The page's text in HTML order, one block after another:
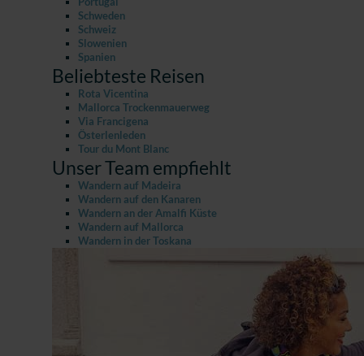
Schweden
Schweiz
Slowenien
Spanien
Beliebteste Reisen
Rota Vicentina
Mallorca Trockenmauerweg
Via Francigena
Österlenleden
Tour du Mont Blanc
Unser Team empfiehlt
Wandern auf Madeira
Wandern auf den Kanaren
Wandern an der Amalfi Küste
Wandern auf Mallorca
Wandern in der Toskana